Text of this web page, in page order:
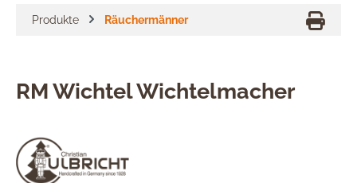
Produkte Räuchermänner
RM Wichtel Wichtelmacher